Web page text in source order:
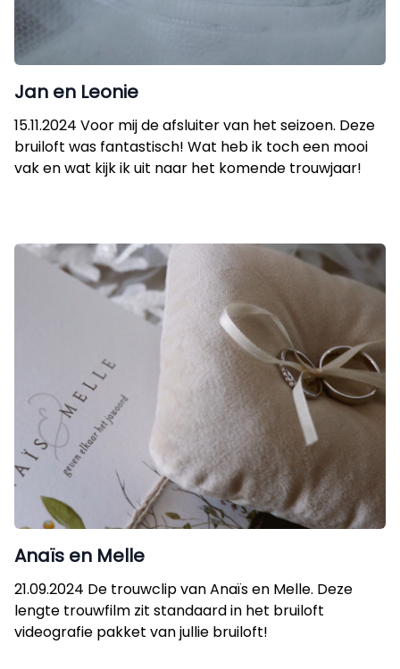
Jan en Leonie
15.11.2024 Voor mij de afsluiter van het seizoen. Deze
bruiloft was fantastisch! Wat heb ik toch een mooi
vak en wat kijk ik uit naar het komende trouwjaar!
Anaïs en Melle
21.09.2024 De trouwclip van Anaïs en Melle. Deze
lengte trouwfilm zit standaard in het bruiloft
videografie pakket van jullie bruiloft!